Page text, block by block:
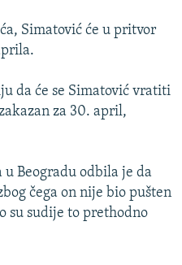
Simatović će u pritvor
da će se Simatović vratiti
za 30. april,
Beogradu odbila je da
čega on nije bio pušten
su sudije to prethodno